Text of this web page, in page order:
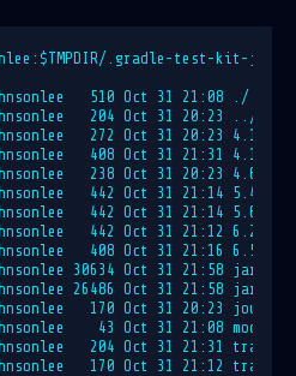
.gradle-test-kit-
510 Oct 31 21:08 ./
204 Oct 31 20:23 ../
272 Oct 31 20:23 4.1/
408 Oct 31 21:31 4.10.1/
238 Oct 31 20:23 4.6/
442 Oct 31 21:14 5.4.1/
442 Oct 31 21:14 5.6.4/
442 Oct 31 21:12 6.2/
408 Oct 31 21:16 6.5/
30634 Oct 31 21:58 jars-3/
26486 Oct 31 21:58 jars-8/
170 Oct 31 20:23
43 Oct 31 21:08
204 Oct 31 21:31
170 Oct 31 21:12